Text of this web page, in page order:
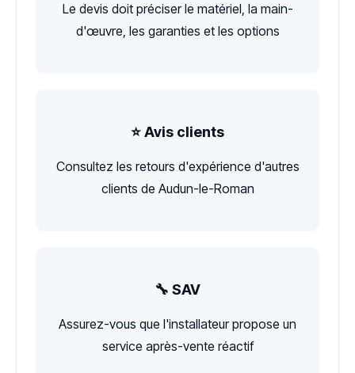
Le devis doit préciser le matériel, la main-
d'œuvre, les garanties et les options
⭐ Avis clients
Consultez les retours d'expérience d'autres
clients de Audun-le-Roman
🔧 SAV
Assurez-vous que l'installateur propose un
service après-vente réactif